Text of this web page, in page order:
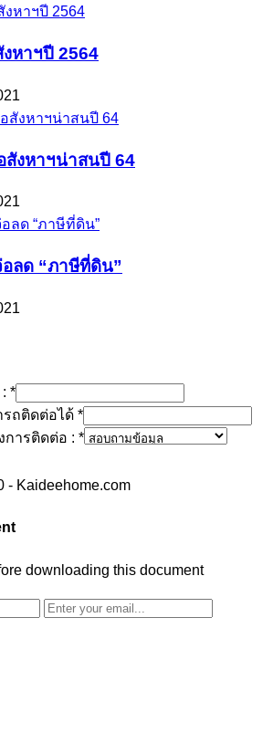
งหาฯปี 2564
สังหาฯน่าสนปี 64
ลด “ภาษีที่ดิน”
*
ถติดต่อได้ *
การติดต่อ : *
Kaideehome.com
downloading this document